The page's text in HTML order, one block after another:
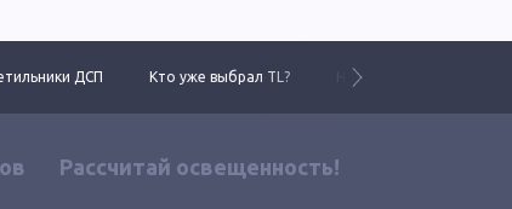
ДСП Кто уже выбрал TL? Новинки 2025 года
Рассчитай освещенность!